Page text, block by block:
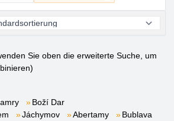
Sie oben die erweiterte Suche, um
Boží Dar
Jáchymov Abertamy
Bublava